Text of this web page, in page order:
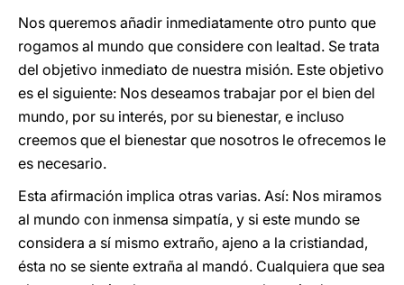
Nos queremos añadir inmediatamente otro punto que
rogamos al mundo que considere con lealtad. Se trata
del objetivo inmediato de nuestra misión. Este objetivo
es el siguiente: Nos deseamos trabajar por el bien del
mundo, por su interés, por su bienestar, e incluso
creemos que el bienestar que nosotros le ofrecemos le
es necesario.
Esta afirmación implica otras varias. Así: Nos miramos
al mundo con inmensa simpatía, y si este mundo se
considera a sí mismo extraño, ajeno a la cristiandad,
ésta no se siente extraña al mandó. Cualquiera que sea